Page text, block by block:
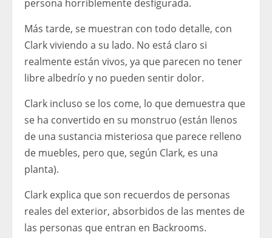
persona horriblemente desfigurada.
Más tarde, se muestran con todo detalle, con
Clark viviendo a su lado. No está claro si
realmente están vivos, ya que parecen no tener
libre albedrío y no pueden sentir dolor.
Clark incluso se los come, lo que demuestra que
se ha convertido en su monstruo (están llenos
de una sustancia misteriosa que parece relleno
de muebles, pero que, según Clark, es una
planta).
Clark explica que son recuerdos de personas
reales del exterior, absorbidos de las mentes de
las personas que entran en Backrooms.